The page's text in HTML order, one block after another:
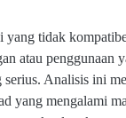
tidak
atau penggunaan
Analisis ini
yang mengalami